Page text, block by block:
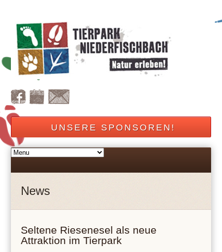
UNSERE SPONSOREN!
News
Seltene Riesenesel als neue
Attraktion im Tierpark